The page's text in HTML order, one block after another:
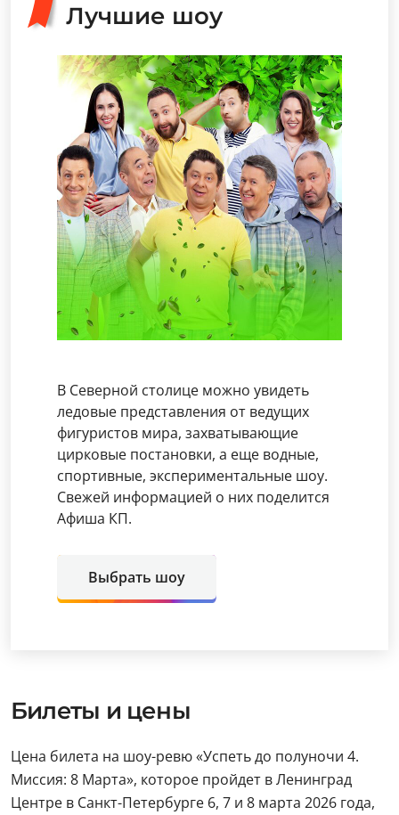
Лучшие шоу
В Северной столице можно увидеть
ледовые представления от ведущих
фигуристов мира, захватывающие
цирковые постановки, а еще водные,
спортивные, экспериментальные шоу.
Свежей информацией о них поделится
Афиша КП.
Выбрать шоу
Билеты и цены
Цена билета на шоу-ревю «Успеть до полуночи 4.
Миссия: 8 Марта», которое пройдет в Ленинград
Центре в Санкт-Петербурге 6, 7 и 8 марта 2026 года,